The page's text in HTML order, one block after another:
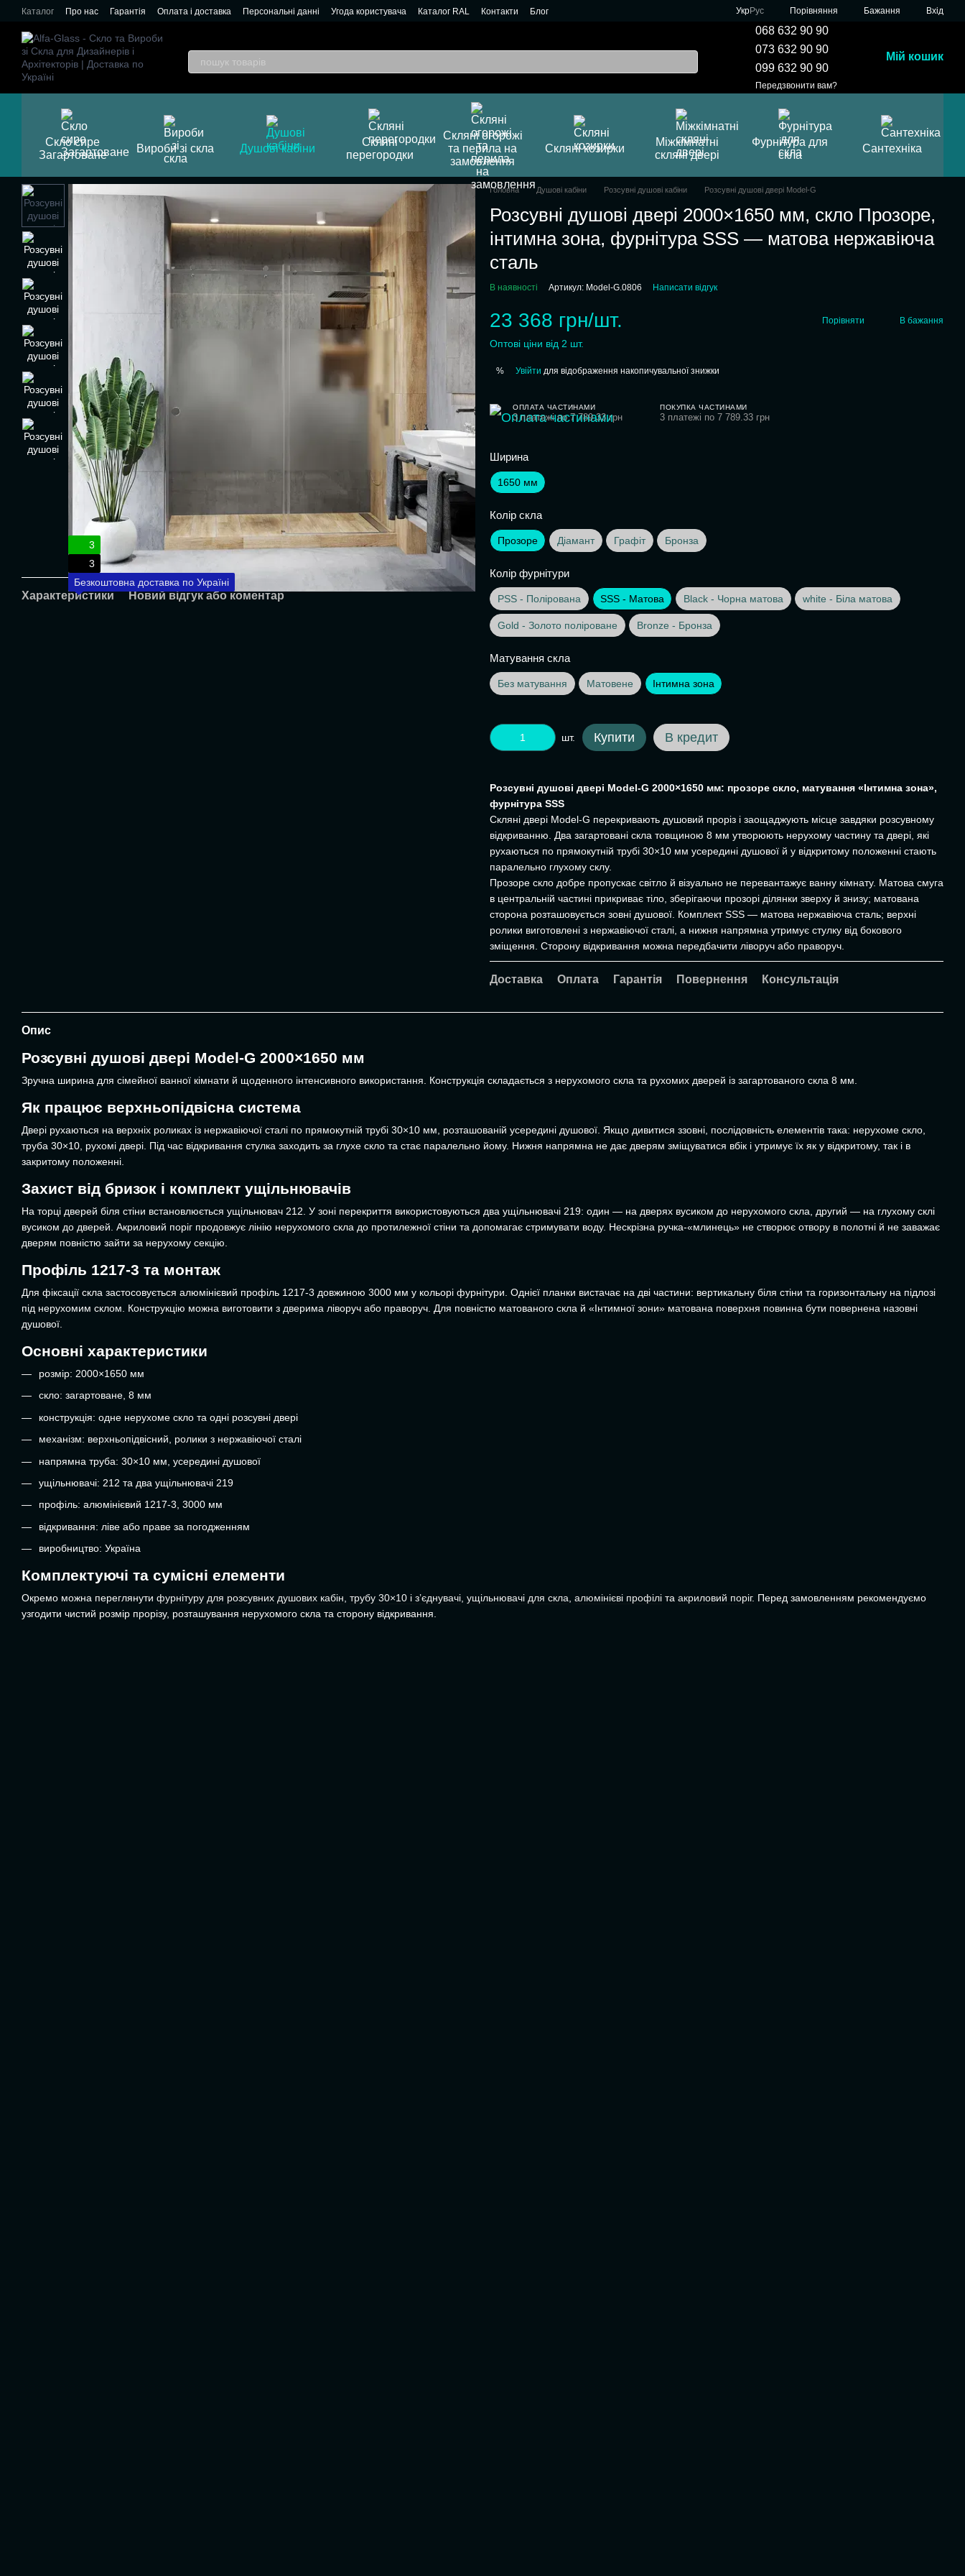
Перейти до основного контенту
Каталог Про нас Гарантія Оплата і доставка Персональні данні Угода користувача Каталог RAL Контакти Блог УкрРус Порівняння Бажання Вхід
068 632 90 90
073 632 90 90
099 632 90 90
Передзвонити вам?
Мій кошик
Скло сире
Загартоване
Вироби зі скла Душові кабіни
Скляні
перегородки
Скляні огорожі
та перила на
замовлення
Скляні козирки
Міжкімнатні
скляні двері
Фурнітура для
скла
Сантехніка
3
3
Безкоштовна доставка по Україні
Характеристики Новий відгук або коментар
Головна Душові кабіни Розсувні душові кабіни Розсувні душові двері Model-G
Розсувні душові двері 2000×1650 мм, скло Прозоре,
інтимна зона, фурнітура SSS — матова нержавіюча
сталь
В наявності Артикул: Model-G.0806 Написати відгук
23 368 грн/шт. Порівняти В бажання
Оптові ціни від 2 шт.
% Увійти для відображення накопичувальної знижки
ОПЛАТА ЧАСТИНАМИ
3 платежі по 7 789.33 грн
ПОКУПКА ЧАСТИНАМИ
3 платежі по 7 789.33 грн
Ширина
1650 мм
Колір скла
Прозоре Діамант Графіт Бронза
Колір фурнітури
PSS - Полірована SSS - Матова Black - Чорна матова white - Біла матова
Gold - Золото поліроване Bronze - Бронза
Матування скла
Без матування Матовене Інтимна зона
шт. Купити В кредит
Розсувні душові двері Model-G 2000×1650 мм: прозоре скло, матування «Інтимна зона»,
фурнітура SSS
Скляні двері Model-G перекривають душовий проріз і заощаджують місце завдяки розсувному
відкриванню. Два загартовані скла товщиною 8 мм утворюють нерухому частину та двері, які
рухаються по прямокутній трубі 30×10 мм усередині душової й у відкритому положенні стають
паралельно глухому склу.
Прозоре скло добре пропускає світло й візуально не перевантажує ванну кімнату. Матова смуга
в центральній частині прикриває тіло, зберігаючи прозорі ділянки зверху й знизу; матована
сторона розташовується зовні душової. Комплект SSS — матова нержавіюча сталь; верхні
ролики виготовлені з нержавіючої сталі, а нижня напрямна утримує стулку від бокового
зміщення. Сторону відкривання можна передбачити ліворуч або праворуч.
Доставка Оплата Гарантія Повернення Консультація
Опис
Розсувні душові двері Model-G 2000×1650 мм
Зручна ширина для сімейної ванної кімнати й щоденного інтенсивного використання. Конструкція складається з нерухомого скла та рухомих дверей із загартованого скла 8 мм.
Як працює верхньопідвісна система
Двері рухаються на верхніх роликах із нержавіючої сталі по прямокутній трубі 30×10 мм, розташованій усередині душової. Якщо дивитися ззовні, послідовність елементів така: нерухоме скло,
труба 30×10, рухомі двері. Під час відкривання стулка заходить за глухе скло та стає паралельно йому. Нижня напрямна не дає дверям зміщуватися вбік і утримує їх як у відкритому, так і в
закритому положенні.
Захист від бризок і комплект ущільнювачів
На торці дверей біля стіни встановлюється ущільнювач 212. У зоні перекриття використовуються два ущільнювачі 219: один — на дверях вусиком до нерухомого скла, другий — на глухому склі
вусиком до дверей. Акриловий поріг продовжує лінію нерухомого скла до протилежної стіни та допомагає стримувати воду. Нескрізна ручка-«млинець» не створює отвору в полотні й не заважає
дверям повністю зайти за нерухому секцію.
Профіль 1217-3 та монтаж
Для фіксації скла застосовується алюмінієвий профіль 1217-3 довжиною 3000 мм у кольорі фурнітури. Однієї планки вистачає на дві частини: вертикальну біля стіни та горизонтальну на підлозі
під нерухомим склом. Конструкцію можна виготовити з дверима ліворуч або праворуч. Для повністю матованого скла й «Інтимної зони» матована поверхня повинна бути повернена назовні
душової.
Основні характеристики
розмір: 2000×1650 мм
скло: загартоване, 8 мм
конструкція: одне нерухоме скло та одні розсувні двері
механізм: верхньопідвісний, ролики з нержавіючої сталі
напрямна труба: 30×10 мм, усередині душової
ущільнювачі: 212 та два ущільнювачі 219
профіль: алюмінієвий 1217-3, 3000 мм
відкривання: ліве або праве за погодженням
виробництво: Україна
Комплектуючі та сумісні елементи
Окремо можна переглянути фурнітуру для розсувних душових кабін трубу 30×10 і з’єднувачі ущільнювачі для скла алюмінієві профілі та акриловий поріг. Перед замовленням рекомендуємо
узгодити чистий розмір прорізу, розташування нерухомого скла та сторону відкривання.